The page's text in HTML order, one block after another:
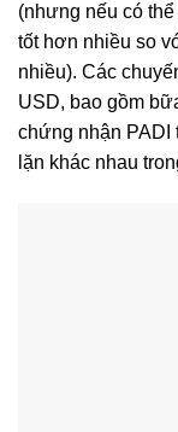
(nhưng nếu có
tốt hơn nhiều so
nhiều). Các
USD, bao gồm
chứng nhận PADI
lặn khác nhau